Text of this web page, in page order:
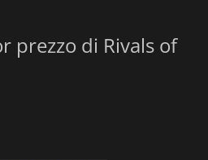
prezzo di Rivals of